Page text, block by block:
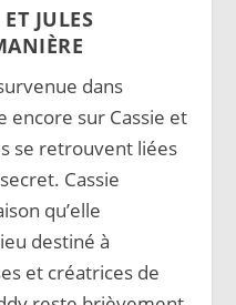
JULES
dans
encore sur Cassie et
se retrouvent liées
Cassie
qu’elle
destiné à
et créatrices de